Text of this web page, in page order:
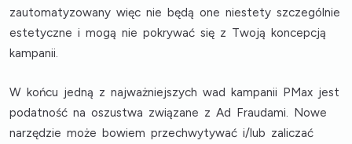
zautomatyzowany więc nie będą one niestety szczególnie
estetyczne i mogą nie pokrywać się z Twoją koncepcją
kampanii.
W końcu jedną z najważniejszych wad kampanii PMax jest
podatność na oszustwa związane z Ad Fraudami. Nowe
narzędzie może bowiem przechwytywać i/lub zaliczać